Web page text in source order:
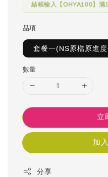
結帳輸入【OHYA100】滿
品項
套餐一(NS原檔原進
數量
立
加
分享